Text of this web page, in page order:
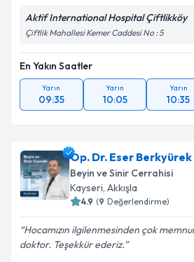
Aktif International Hospital Çiftlikköy
Çiftlik Mahallesi Kemer Caddesi No : 5
En Yakın Saatler
Yarın
09:35
Yarın
10:05
Yarın
10:35
Op. Dr. Eser Berkyürek
Beyin ve Sinir Cerrahisi
Kayseri, Akkışla
4.9 (9 Değerlendirme)
Hocamızın ilgilenmesinden çok
doktor. Teşekkür ederiz.